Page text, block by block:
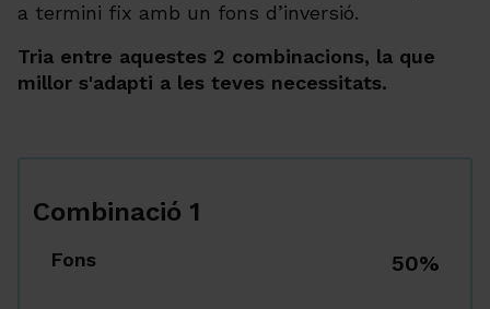
a termini fix amb un fons d’inversió.
Tria entre aquestes 2 combinacions, la que
millor s'adapti a les teves necessitats.
Combinació 1
Fons 50%